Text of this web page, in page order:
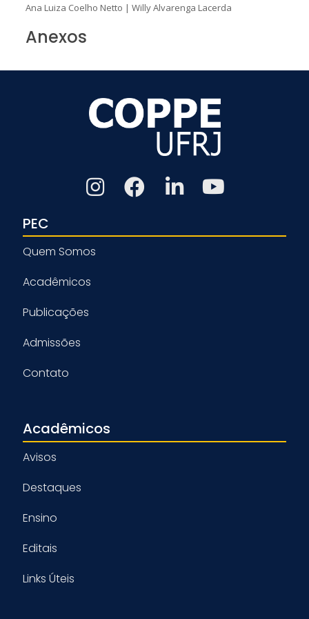
Ana Luiza Coelho Netto | Willy Alvarenga Lacerda
Anexos
PEC
Quem Somos
Acadêmicos
Publicações
Admissões
Contato
Acadêmicos
Avisos
Destaques
Ensino
Editais
Links Úteis